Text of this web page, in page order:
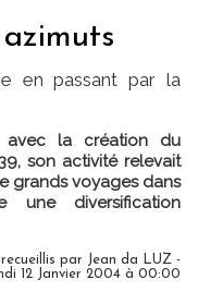
en passant par la
avec la création du
son activité relevait
grands voyages dans
une diversification
par Jean da LUZ -
12 Janvier 2004 à 00:00